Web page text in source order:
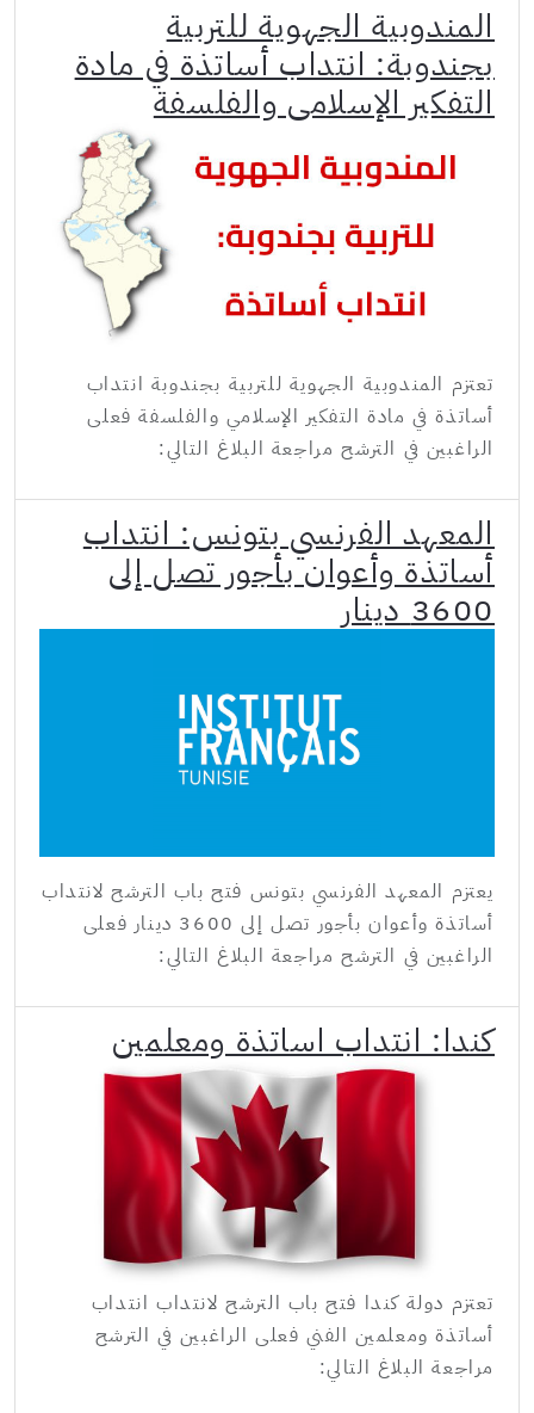
المندوبية الجهوية للتربية
بجندوبة: انتداب أساتذة في مادة
التفكير الإسلامي والفلسفة
تعتزم المندوبية الجهوية للتربية بجندوبة انتداب
أساتذة في مادة التفكير الإسلامي والفلسفة فعلى
الراغبين في الترشح مراجعة البلاغ التالي:
المعهد الفرنسي بتونس: انتداب
أساتذة وأعوان بأجور تصل إلى
3600 دينار
يعتزم المعهد الفرنسي بتونس فتح باب الترشح لانتداب
أساتذة وأعوان بأجور تصل إلى 3600 دينار فعلى
الراغبين في الترشح مراجعة البلاغ التالي:
كندا: انتداب اساتذة ومعلمين
تعتزم دولة كندا فتح باب الترشح لانتداب انتداب
أساتذة ومعلمين الفني فعلى الراغبين في الترشح
مراجعة البلاغ التالي: